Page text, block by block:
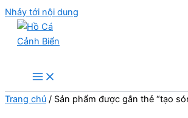
Nhảy tới nội dung
Trang chủ / Sản phẩm được gắn thẻ “tạo